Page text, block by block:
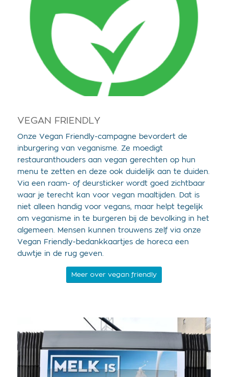
VEGAN FRIENDLY
Onze Vegan Friendly-campagne bevordert de
inburgering van veganisme. Ze moedigt
restauranthouders aan vegan gerechten op hun
menu te zetten en deze ook duidelijk aan te duiden.
Via een raam- of deursticker wordt goed zichtbaar
waar je terecht kan voor vegan maaltijden. Dat is
niet alleen handig voor vegans, maar helpt tegelijk
om veganisme in te burgeren bij de bevolking in het
algemeen. Mensen kunnen trouwens zelf via onze
Vegan Friendly-bedankkaartjes de horeca een
duwtje in de rug geven.
Meer over vegan friendly